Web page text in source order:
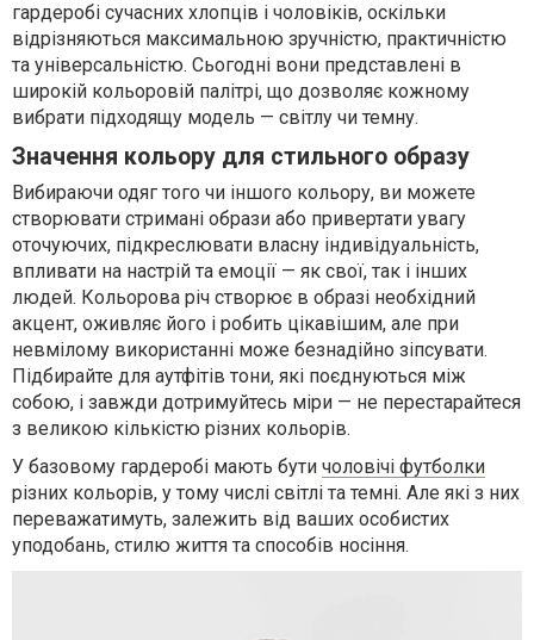
гардеробі сучасних хлопців і чоловіків, оскільки
відрізняються максимальною зручністю, практичністю
та універсальністю. Сьогодні вони представлені в
широкій кольоровій палітрі, що дозволяє кожному
вибрати підходящу модель — світлу чи темну.
Значення кольору для стильного образу
Вибираючи одяг того чи іншого кольору, ви можете
створювати стримані образи або привертати увагу
оточуючих, підкреслювати власну індивідуальність,
впливати на настрій та емоції — як свої, так і інших
людей. Кольорова річ створює в образі необхідний
акцент, оживляє його і робить цікавішим, але при
невмілому використанні може безнадійно зіпсувати.
Підбирайте для аутфітів тони, які поєднуються між
собою, і завжди дотримуйтесь міри — не перестарайтеся
з великою кількістю різних кольорів.
У базовому гардеробі мають бути чоловічі футболки
різних кольорів, у тому числі світлі та темні. Але які з них
переважатимуть, залежить від ваших особистих
уподобань, стилю життя та способів носіння.